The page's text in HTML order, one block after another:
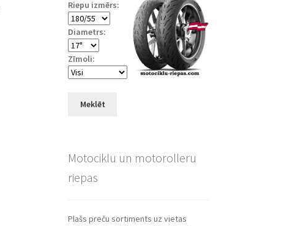
Riepu izmērs:
Diametrs:
Zīmoli:
Meklēt
Motociklu un motorolleru
riepas
Plašs preču sortiments uz vietas